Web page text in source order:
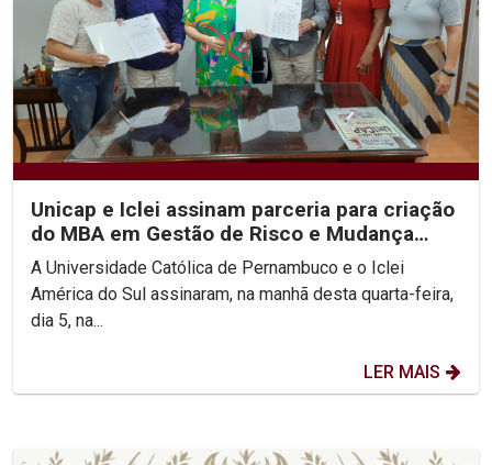
Unicap e Iclei assinam parceria para criação
do MBA em Gestão de Risco e Mudança
Climática
A Universidade Católica de Pernambuco e o Iclei
América do Sul assinaram, na manhã desta quarta-feira,
dia 5, na...
LER MAIS